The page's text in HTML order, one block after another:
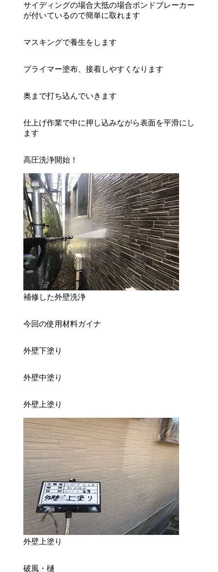
サイディングの場合大抵の場合ボンドブレーカー
が付いているので簡単に取れます
マスキングで養生をします
プライマー塗布、接着しやすくなります
奥まで打ち込んでいきます
仕上げ作業で中に押し込みながら表面を平滑にし
ます
高圧洗浄開始！
補修した外壁洗浄
今回の使用材料ガイナ
外壁下塗り
外壁中塗り
外壁上塗り
外壁上塗り
破風・樋